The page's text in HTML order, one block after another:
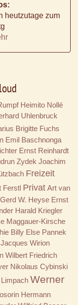
heutzutage zum
Heimito Nollé
Uhlenbruck
Brigitte Fuchs
Emil Baschnonga
Ernst Reinhardt
Zydek Joachim
Freizeit
Ferstl Privat Art van
Gerd W. Heyse Ernst
Harald Kriegler
Maggauer-Kirsche
Billy Else Pannek
Jacques Wirion
Wilbert Friedrich
Nikolaus Cybinski
Werner
Hermann